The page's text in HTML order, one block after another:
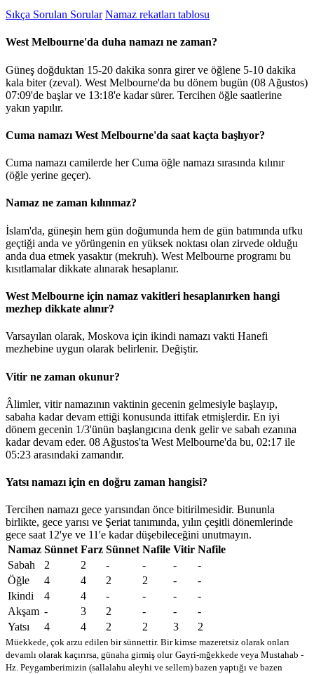
Sıkça Sorulan Sorular Namaz rekatları tablosu
West Melbourne'da duha namazı ne zaman?
Güneş doğduktan 15-20 dakika sonra girer ve öğlene 5-10 dakika
kala biter (zeval). West Melbourne'da bu dönem bugün (08 Ağustos)
07:09'de başlar ve 13:18'e kadar sürer. Tercihen öğle saatlerine
yakın yapılır.
Cuma namazı West Melbourne'da saat kaçta başlıyor?
Cuma namazı camilerde her Cuma öğle namazı sırasında kılınır
(öğle yerine geçer).
Namaz ne zaman kılınmaz?
İslam'da, güneşin hem gün doğumunda hem de gün batımında ufku
geçtiği anda ve yörüngenin en yüksek noktası olan zirvede olduğu
anda dua etmek yasaktır (mekruh). West Melbourne programı bu
kısıtlamalar dikkate alınarak hesaplanır.
West Melbourne için namaz vakitleri hesaplanırken hangi
mezhep dikkate alınır?
Varsayılan olarak, Moskova için ikindi namazı vakti Hanefi
mezhebine uygun olarak belirlenir. Değiştir.
Vitir ne zaman okunur?
Âlimler, vitir namazının vaktinin gecenin gelmesiyle başlayıp,
sabaha kadar devam ettiği konusunda ittifak etmişlerdir. En iyi
dönem gecenin 1/3'ünün başlangıcına denk gelir ve sabah ezanına
kadar devam eder. 08 Ağustos'ta West Melbourne'da bu, 02:17 ile
05:23 arasındaki zamandır.
Yatsı namazı için en doğru zaman hangisi?
Tercihen namazı gece yarısından önce bitirilmesidir. Bununla
birlikte, gece yarısı ve Şeriat tanımında, yılın çeşitli dönemlerinde
gece saat 12'ye ve 11'e kadar düşebileceğini unutmayın.
Namaz Sünnet Farz Sünnet Nafile Vitir Nafile
Sabah
2 2 - - -
-
Öğle
4 4 2 2 -
-
Ikindi
4 4 - - -
-
Akşam - 3 2 - -
-
Yatsı
4 4 2 2 3 2
Müekkede, çok arzu edilen bir sünnettir. Bir kimse mazeretsiz olarak onları
devamlı olarak kaçırırsa, günaha girmiş olur Gayri-mğekkede veya Mustahab -
Hz. Peygamberimizin (sallalahu aleyhi ve sellem) bazen yaptığı ve bazen